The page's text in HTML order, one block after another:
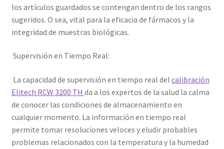
los artículos guardados se contengan dentro de los rangos
sugeridos. O sea, vital para la eficacia de fármacos y la
integridad de muestras biológicas.
Supervisión en Tiempo Real:
La capacidad de supervisión en tiempo real del calibración
Elitech RCW 3200 TH da a los expertos de la salud la calma
de conocer las condiciones de almacenamiento en
cualquier momento. La información en tiempo real
permite tomar resoluciones veloces y eludir probables
problemas relacionados con la temperatura y la humedad